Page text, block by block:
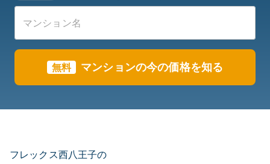
無料 マンションの今の価格を知る
フレックス西八王子の